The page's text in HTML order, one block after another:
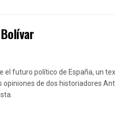
el futuro político de España, un
opiniones de dos historiadores